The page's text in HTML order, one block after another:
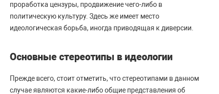
проработка цензуры, продвижение чего-либо в
политическую культуру. Здесь же имеет место
идеологическая борьба, иногда приводящая к диверсии.
Основные стереотипы в идеологии
Прежде всего, стоит отметить, что стереотипами в данном
случае являются какие-либо общие представления об